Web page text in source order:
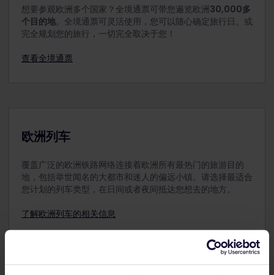
在您选择开始旅行的日期，儿童必须为11岁或以下。
每位成人、年满18岁的青少年或老年人最多可带2名儿
童同行。例如，2位成人旅行时可带4位儿童同行。如
儿童单独购买一张青少年通票。
12至27岁的旅客可以使用青少年通票旅行。
想要参观欧洲多个国家？全境通票可带您遍览欧洲 30,000多
个目的地 。全境通票可灵活使用，您可以随心确定旅行日。或
完全规划您的旅行，一切完全取决于您！
查看全境通票
欧洲列车
覆盖广泛的欧洲铁路网络连接着欧洲所有最热门的旅游目的
地，包括举世闻名的大都市和迷人的偏远小镇。请选择最适合
您计划的列车类型，在日间或者夜间抵达您想去的地方。
了解欧洲列车的相关信息